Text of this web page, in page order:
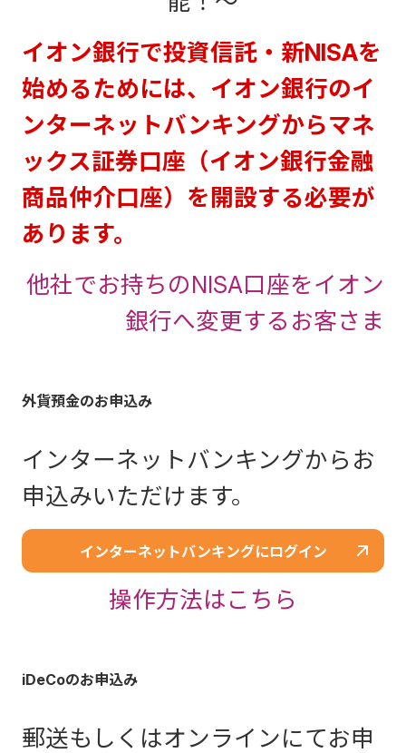
イオン銀行で投資信託・新NISAを
始めるためには、イオン銀行のイ
ンターネットバンキングからマネ
ックス証券口座（イオン銀行金融
商品仲介口座）を開設する必要が
あります。
他社でお持ちのNISA口座をイオン
銀行へ変更するお客さま
外貨預金のお申込み
インターネットバンキングからお
申込みいただけます。
インターネットバンキングにログイン
操作方法はこちら
iDeCoのお申込み
郵送もしくはオンラインにてお申